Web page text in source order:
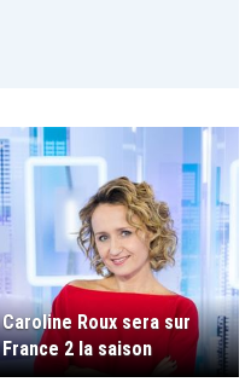
Caroline Roux sera sur
France 2 la saison
prochaine